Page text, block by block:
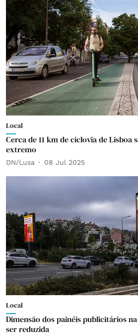
Local
Cerca de 11 km de ciclovia de Lisboa
extremo
DN/Lusa 08 Jul 2025
Local
Dimensão dos painéis publicitários
ser reduzida